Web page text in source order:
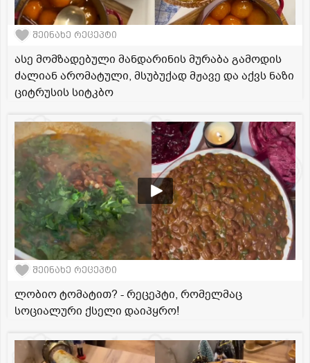
შეინახე რეცეპტი
ასე მომზადებული მანდარინის მურაბა გამოდის
ძალიან არომატული, მსუბუქად მჟავე და აქვს ნაზი
ციტრუსის სიტკბო
შეინახე რეცეპტი
ლობიო ტომატით? - რეცეპტი, რომელმაც
სოციალური ქსელი დაიპყრო!